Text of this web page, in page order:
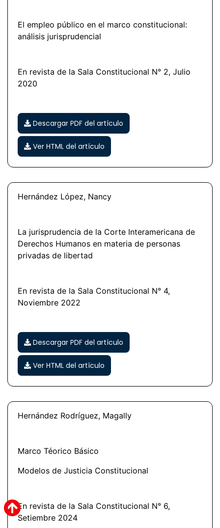
El empleo público en el marco constitucional:
análisis jurisprudencial
En revista de la Sala Constitucional N° 2, Julio
2020
Descargar PDF del artículo
Ver HTML del artículo
Hernández López, Nancy
La jurisprudencia de la Corte Interamericana de
Derechos Humanos en materia de personas
privadas de libertad
En revista de la Sala Constitucional N° 4,
Noviembre 2022
Descargar PDF del artículo
Ver HTML del artículo
Hernández Rodríguez, Magally
Marco Téorico Básico
Modelos de Justicia Constitucional
En revista de la Sala Constitucional N° 6,
Setiembre 2024